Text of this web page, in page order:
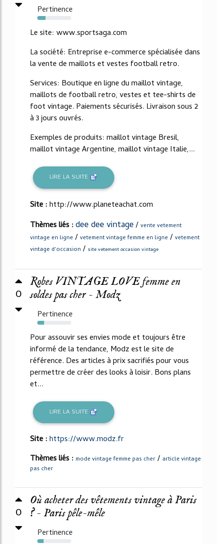
Pertinence
24%
Le site: www.sportsaga.com
La société: Entreprise e-commerce spécialisée dans
la vente de maillots et vestes football retro.
Services: Boutique en ligne du maillot vintage,
maillots de football retro, vestes et tee-shirts de
foot vintage. Paiements sécurisés. Livraison sous 2
à 3 jours ouvrés.
Exemples de produits: maillot vintage Bresil,
maillot vintage Argentine, maillot vintage Italie,...
LIRE LA SUITE
Site :http://www.planeteachat.com
Thèmes liés :dee dee vintage/ vente vetement
vintage en ligne / vetement vintage femme en ligne / vetement
vintage d'occasion / site vetement occasion vintage
0
Robes VINTAGE LOVE femme en
soldes pas cher - Modz
Pertinence
20%
Pour assouvir ses envies mode et toujours être
informé de la tendance, Modz est le site de
référence. Des articles à prix sacrifiés pour vous
permettre de créer des looks à loisir. Bons plans
et...
LIRE LA SUITE
Site :https://www.modz.fr
Thèmes liés : mode vintage femme pas cher / article vintage
pas cher
0
Où acheter des vêtements vintage à Paris
? - Paris pêle-mêle
Pertinence